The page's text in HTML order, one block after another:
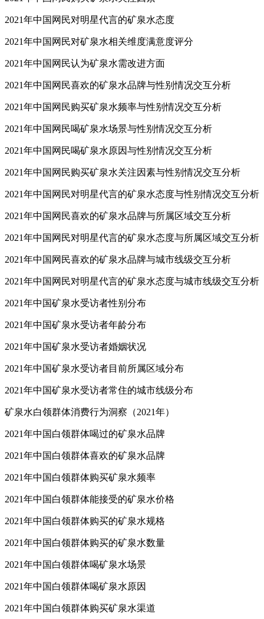
2021年中国网民购买矿泉水关注因素
2021年中国网民对明星代言的矿泉水态度
2021年中国网民对矿泉水相关维度满意度评分
2021年中国网民认为矿泉水需改进方面
2021年中国网民喜欢的矿泉水品牌与性别情况交互分析
2021年中国网民购买矿泉水频率与性别情况交互分析
2021年中国网民喝矿泉水场景与性别情况交互分析
2021年中国网民喝矿泉水原因与性别情况交互分析
2021年中国网民购买矿泉水关注因素与性别情况交互分析
2021年中国网民对明星代言的矿泉水态度与性别情况交互分析
2021年中国网民喜欢的矿泉水品牌与所属区域交互分析
2021年中国网民对明星代言的矿泉水态度与所属区域交互分析
2021年中国网民喜欢的矿泉水品牌与城市线级交互分析
2021年中国网民对明星代言的矿泉水态度与城市线级交互分析
2021年中国矿泉水受访者性别分布
2021年中国矿泉水受访者年龄分布
2021年中国矿泉水受访者婚姻状况
2021年中国矿泉水受访者目前所属区域分布
2021年中国矿泉水受访者常住的城市线级分布
矿泉水白领群体消费行为洞察（2021年）
2021年中国白领群体喝过的矿泉水品牌
2021年中国白领群体喜欢的矿泉水品牌
2021年中国白领群体购买矿泉水频率
2021年中国白领群体能接受的矿泉水价格
2021年中国白领群体购买的矿泉水规格
2021年中国白领群体购买的矿泉水数量
2021年中国白领群体喝矿泉水场景
2021年中国白领群体喝矿泉水原因